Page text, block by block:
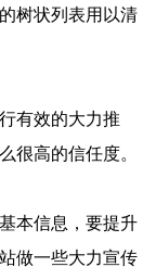
树状列表用以清
有效的大力推
很高的信任度。
本信息，要提升
做一些大力宣传